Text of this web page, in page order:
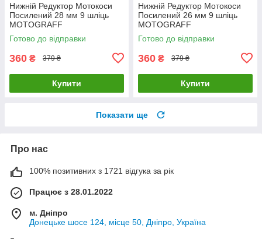
Нижній Редуктор Мотокоси
Посилений 28 мм 9 шліць
MOTOGRAFF
Готово до відправки
360 ₴ 379 ₴
Купити
Нижній Редуктор Мотокоси
Посилений 26 мм 9 шліць
MOTOGRAFF
Готово до відправки
360 ₴ 379 ₴
Купити
Показати ще
Про нас
100% позитивних з 1721 відгука за рік
Працює з 28.01.2022
м. Дніпро
Донецьке шосе 124, місце 50, Дніпро, Україна